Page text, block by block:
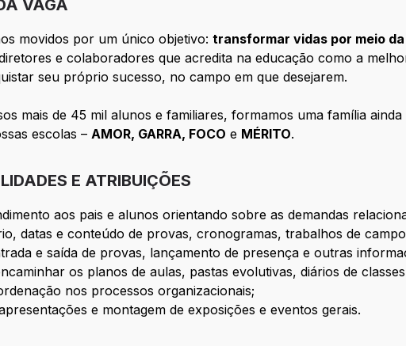
VAGA
movidos por um único objetivo:transformar vidas por meio
e colaboradores que acredita na educação como a
seu próprio sucesso, no campo em que desejarem.
mais de 45 mil alunos e familiares, formamos uma família
escolas –AMOR, GARRA, FOCO e MÉRITO.
E ATRIBUIÇÕES
aos pais e alunos orientando sobre as demandas
datas e conteúdo de provas, cronogramas, trabalhos de
e saída de provas, lançamento de presença e outras
os planos de aulas, pastas evolutivas, diários de
nos processos organizacionais;
e montagem de exposições e eventos gerais.